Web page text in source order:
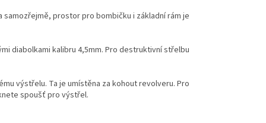
prostor pro bombičku i základní rám je
diabolkami kalibru 4,5mm. Pro destruktivní střelbu
výstřelu. Ta je umístěna za kohout revolveru. Pro
spoušť pro výstřel.